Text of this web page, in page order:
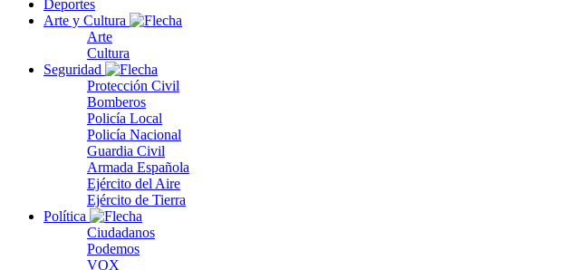
Deportes
Arte y Cultura
Arte
Cultura
Seguridad
Protección Civil
Bomberos
Policía Local
Policía Nacional
Guardia Civil
Armada Española
Ejército del Aire
Ejército de Tierra
Política
Ciudadanos
Podemos
VOX